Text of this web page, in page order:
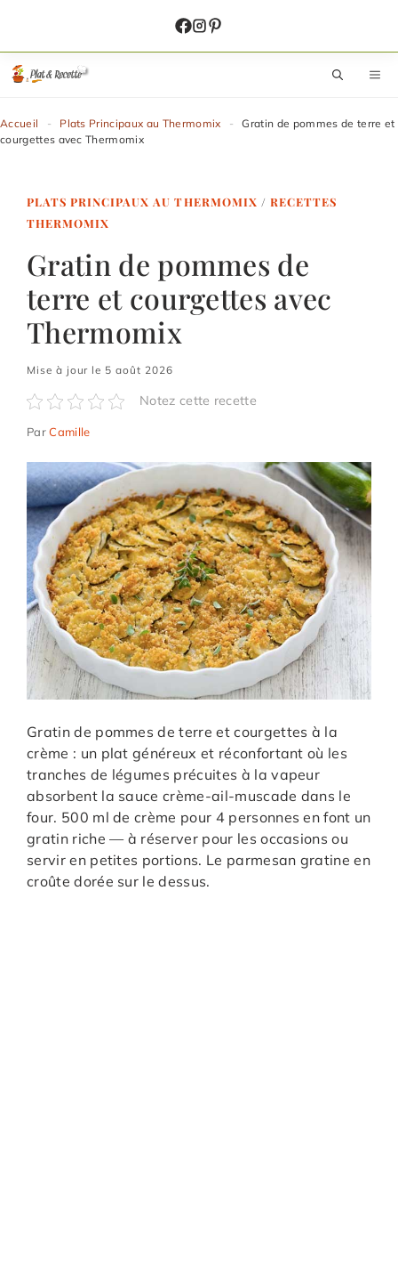
contenu
Accueil - Plats Principaux au Thermomix -
Gratin de pommes de terre et
courgettes avec Thermomix
PLATS PRINCIPAUX AU THERMOMIX / RECETTES
THERMOMIX
Gratin de pommes de
terre et courgettes avec
Thermomix
Mise à jour le 5 août 2026
Notez cette recette
ParCamille
Gratin de pommes de terre et courgettes à la
crème : un plat généreux et réconfortant où les
tranches de légumes précuites à la vapeur
absorbent la sauce crème-ail-muscade dans le
four. 500 ml de crème pour 4 personnes en font un
gratin riche — à réserver pour les occasions ou
servir en petites portions. Le parmesan gratine en
croûte dorée sur le dessus.